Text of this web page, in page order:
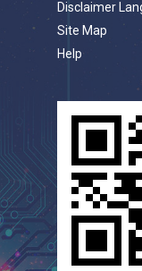
Disclaimer
Site Map
Help